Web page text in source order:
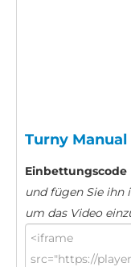
Turny Manual
Einbettungscode
und fügen Sie ihn
um das Video